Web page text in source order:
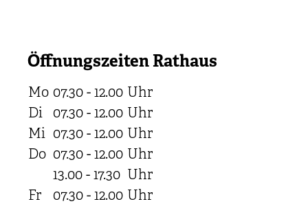
Öffnungszeiten Rathaus
Mo 07.30 - 12.00 Uhr
Di
07.30 - 12.00 Uhr
Mi 07.30 - 12.00 Uhr
Do 07.30 - 12.00 Uhr
13.00 - 17.30 Uhr
Fr
07.30 - 12.00 Uhr